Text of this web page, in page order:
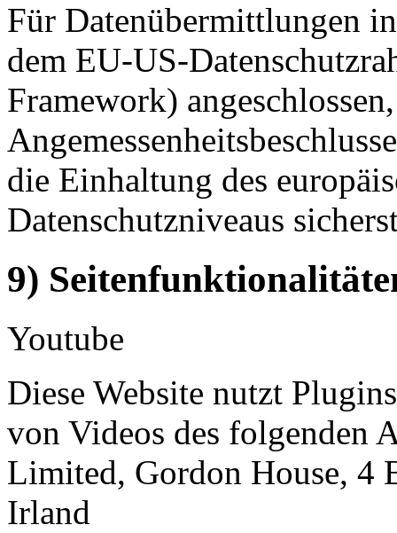
Für Datenübermittlungen
dem EU-US-
Framework)
die Einhaltung des
Datenschutzniveaus
9)
Youtube
Diese Website nutzt
von Videos des folgenden
Limited, Gordon House, 4
Irland